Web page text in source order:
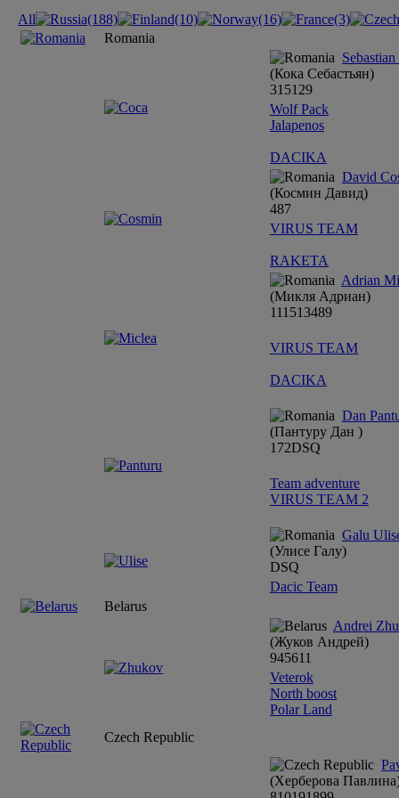
All (188) (10) (16)
(3)
Romania
(Кока Себастьян)
31 5129
Wolf Pack
Jalapenos
DACIKA
David
(Космин Давид)
487
VIRUS TEAM
RAKETA
Adrian
(Микля Адриан)
111513489
VIRUS TEAM
DACIKA
Dan
(Пантуру Дан )
172DSQ
Team adventure
VIRUS TEAM 2
Galu
(Улисе Галу)
DSQ
Dacic Team
Belarus
Andrei
(Жуков Андрей)
945611
Veterok
North boost
Polar Land
Czech Republic
(Херберова